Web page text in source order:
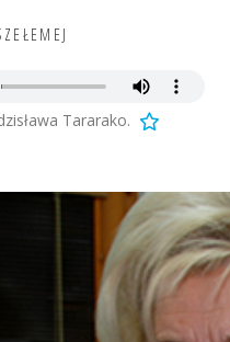
Tararako.